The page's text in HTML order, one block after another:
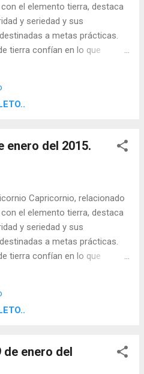
el elemento tierra, destaca
y seriedad y sus
a metas prácticas.
tierra confían en lo que
disciplinados y fiables, y
el mundo material.
enero del 2015.
Capricornio, relacionado
el elemento tierra, destaca
y seriedad y sus
a metas prácticas.
tierra confían en lo que
disciplinados y fiables, y
el mundo material.
enero del